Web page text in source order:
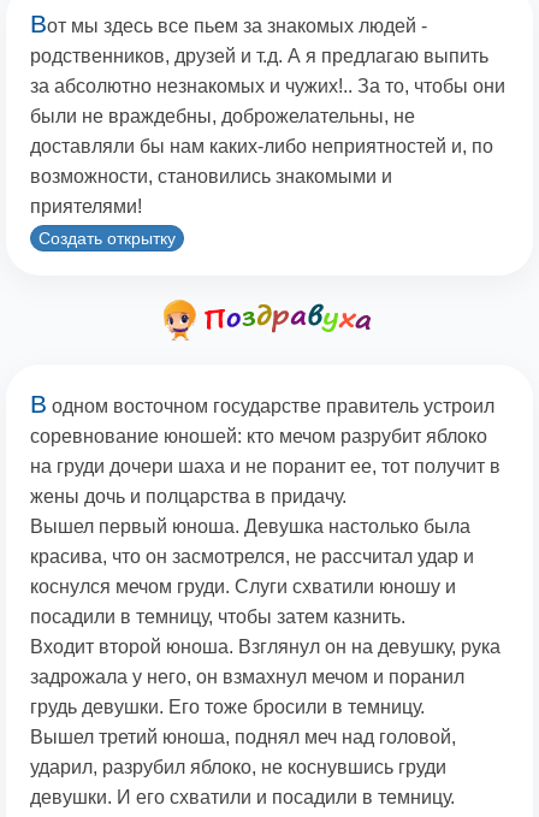
Вот мы здесь все пьем за знакомых людей -
родственников, друзей и т.д. А я предлагаю выпить
за абсолютно незнакомых и чужих!.. За то, чтобы они
были не враждебны, доброжелательны, не
доставляли бы нам каких-либо неприятностей и, по
возможности, становились знакомыми и
приятелями!
Создать открытку
В одном восточном государстве правитель устроил
соревнование юношей: кто мечом разрубит яблоко
на груди дочери шаха и не поранит ее, тот получит в
жены дочь и полцарства в придачу.
Вышел первый юноша. Девушка настолько была
красива, что он засмотрелся, не рассчитал удар и
коснулся мечом груди. Слуги схватили юношу и
посадили в темницу, чтобы затем казнить.
Входит второй юноша. Взглянул он на девушку, рука
задрожала у него, он взмахнул мечом и поранил
грудь девушки. Его тоже бросили в темницу.
Вышел третий юноша, поднял меч над головой,
ударил, разрубил яблоко, не коснувшись груди
девушки. И его схватили и посадили в темницу.